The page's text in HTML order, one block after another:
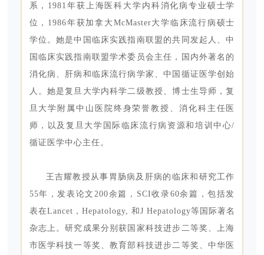
系，1981年获上海医科大学内科消化病专业硕士学
位，1986年获加拿大McMaster大学临床流行病硕士
学位。她是中国临床实践指南联盟的共同发起人、中
国临床实践指南联盟学术委员会主任，国内外著名的
消化病、肝病和临床流行病学家、中国循证医学创始
人。她是复旦大学内科学二级教授、博士生导师，复
旦大学附属中山医院终身荣誉教授、消化科主任医
师，以及复旦大学国际临床流行病资源和培训中心/
循证医学中心主任。
王吉耀教授从事胃肠病及肝病的临床和研究工作
55年，发表论文200余篇，SCI收录60余篇，包括发
表在Lancet，Hepatology, 和J Hepatology等国际著名
杂志上。研究成果分别获国家科技进步二等奖、上海
市医学科技一等奖、教育部科技进步二等奖、中华医